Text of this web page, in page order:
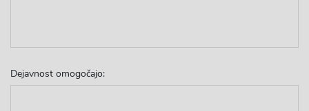
Dejavnost omogočajo: